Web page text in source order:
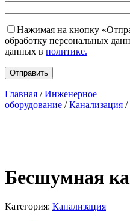
Нажимая на кнопку
обработку персональных
данных в политике.
Главная /Инженерное
оборудование /Канализация /
Бесшумная
Категория: Канализация